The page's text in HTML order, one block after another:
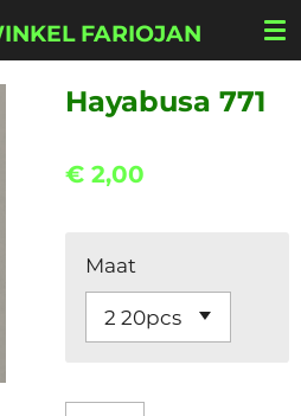
FARIOJAN
Hayabusa 771
€ 2,00
Maat